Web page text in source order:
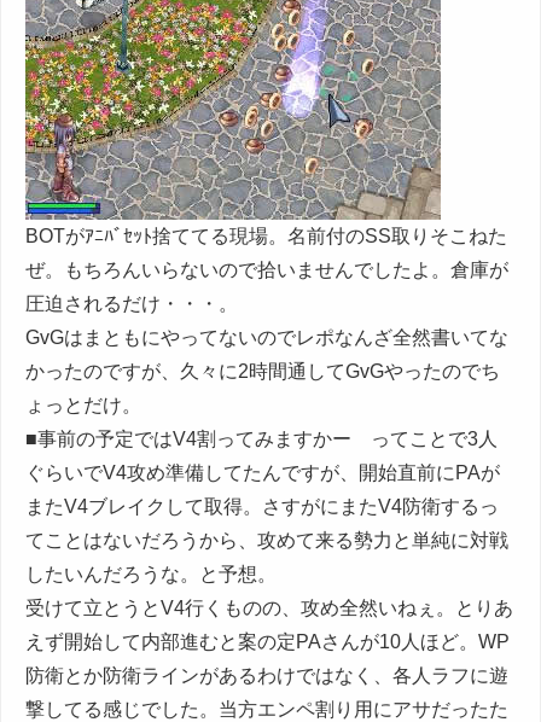
BOTがｱﾆﾊﾞｾｯﾄ捨ててる現場。名前付のSS取りそこねた
ぜ。もちろんいらないので拾いませんでしたよ。倉庫が
圧迫されるだけ・・・。
GvGはまともにやってないのでレポなんざ全然書いてな
かったのですが、久々に2時間通してGvGやったのでち
ょっとだけ。
■事前の予定ではV4割ってみますかー ってことで3人
ぐらいでV4攻め準備してたんですが、開始直前にPAが
またV4ブレイクして取得。さすがにまたV4防衛するっ
てことはないだろうから、攻めて来る勢力と単純に対戦
したいんだろうな。と予想。
受けて立とうとV4行くものの、攻め全然いねぇ。とりあ
えず開始して内部進むと案の定PAさんが10人ほど。WP
防衛とか防衛ラインがあるわけではなく、各人ラフに遊
撃してる感じでした。当方エンペ割り用にアサだったた